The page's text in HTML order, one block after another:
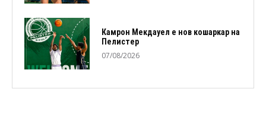
Камрон Мекдауел е нов кошаркар на
Пелистер
07/08/2026